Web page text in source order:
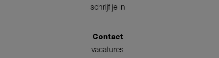
schrijf je in
Contact
vacatures